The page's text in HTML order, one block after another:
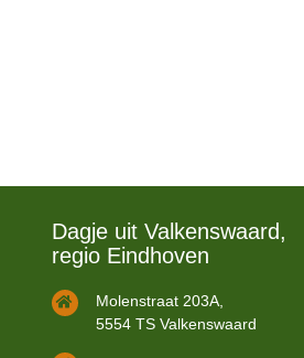
Dagje uit Valkenswaard,
regio Eindhoven
Molenstraat 203A,
5554 TS Valkenswaard